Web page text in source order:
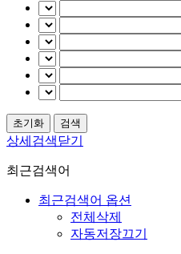
상세검색닫기
최근검색어
최근검색어 옵션
전체삭제
자동저장끄기